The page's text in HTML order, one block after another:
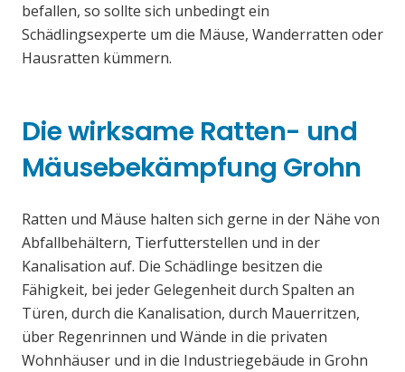
befallen, so sollte sich unbedingt ein
Schädlingsexperte um die Mäuse, Wanderratten oder
Hausratten kümmern.
Die wirksame Ratten- und
Mäusebekämpfung Grohn
Ratten und Mäuse halten sich gerne in der Nähe von
Abfallbehältern, Tierfutterstellen und in der
Kanalisation auf. Die Schädlinge besitzen die
Fähigkeit, bei jeder Gelegenheit durch Spalten an
Türen, durch die Kanalisation, durch Mauerritzen,
über Regenrinnen und Wände in die privaten
Wohnhäuser und in die Industriegebäude in Grohn